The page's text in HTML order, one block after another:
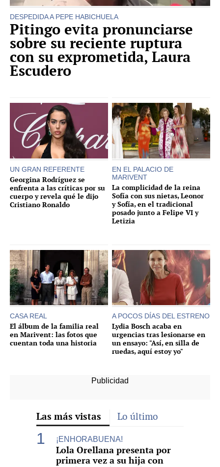
DESPEDIDA A PEPE HABICHUELA
Pitingo evita pronunciarse
sobre su reciente ruptura
con su exprometida, Laura
Escudero
UN GRAN REFERENTE
Georgina Rodríguez se
enfrenta a las críticas por su
cuerpo y revela qué le dijo
Cristiano Ronaldo
EN EL PALACIO DE
MARIVENT
La complicidad de la reina
Sofía con sus nietas, Leonor
y Sofía, en el tradicional
posado junto a Felipe VI y
Letizia
CASA REAL
El álbum de la familia real
en Marivent: las fotos que
cuentan toda una historia
A POCOS DÍAS DEL ESTRENO
Lydia Bosch acaba en
urgencias tras lesionarse en
un ensayo: "Así, en silla de
ruedas, aquí estoy yo"
Las más vistas Lo último
¡ENHORABUENA!
Lola Orellana presenta por
primera vez a su hija con